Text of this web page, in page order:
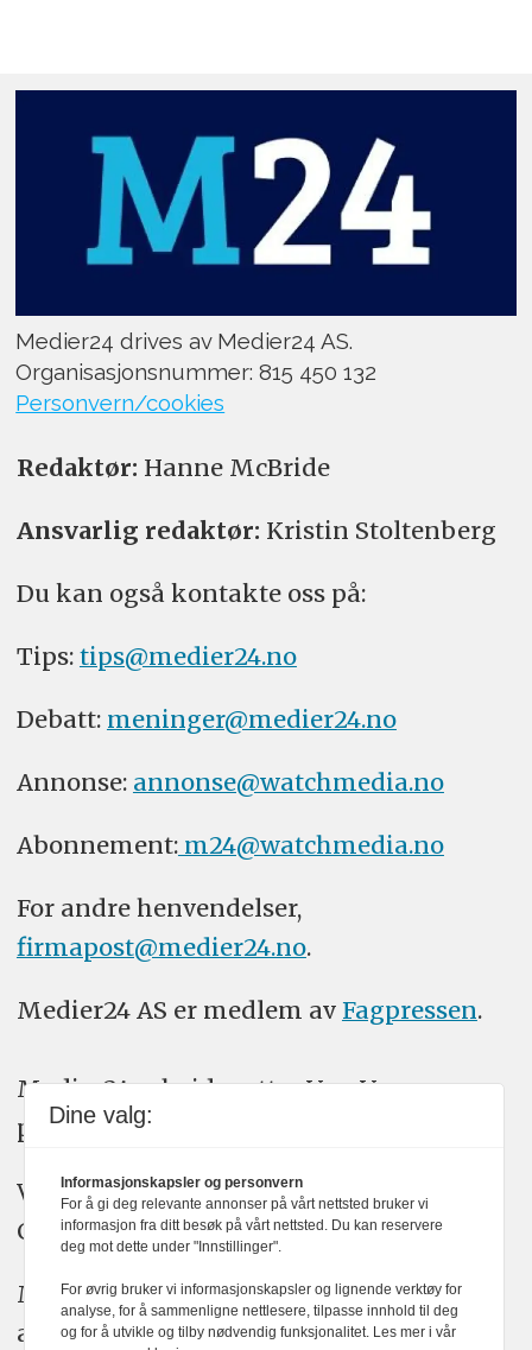
Medier24 drives av Medier24 AS.
Organisasjonsnummer: 815 450 132
Personvern/cookies
Redaktør: Hanne McBride
Ansvarlig redaktør: Kristin Stoltenberg
Du kan også kontakte oss på:
Tips: tips@medier24.no
Debatt: meninger@medier24.no
Annonse: annonse@watchmedia.no
Abonnement:m24@watchmedia.no
For andre henvendelser,
firmapost@medier24.no.
Medier24 AS er medlem av Fagpressen.
Medier24 arbeider etter Vær Varsom-
plakatens regler for god presseskikk.
Vi bruker KI-verktøy som ChatGPT,
Claude, og Gemini i journalistikken vår.
Medier24s redaksjon har alltid det fulle
ansvar for publisert innhold, med eller
Dine valg:
Informasjonskapsler og personvern
For å gi deg relevante annonser på vårt nettsted bruker vi
informasjon fra ditt besøk på vårt nettsted. Du kan reservere
deg mot dette under "Innstillinger".
For øvrig bruker vi informasjonskapsler og lignende verktøy for
analyse, for å sammenligne nettlesere, tilpasse innhold til deg
og for å utvikle og tilby nødvendig funksjonalitet. Les mer i vår